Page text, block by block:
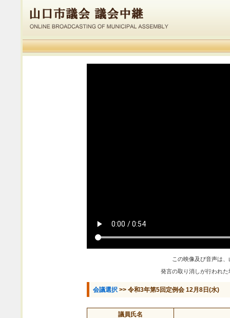
この映像及び音声は
発言の取り消しが行われ
会議選択 >> 令和3年第5回定例会 12月8日(水)
議員氏名